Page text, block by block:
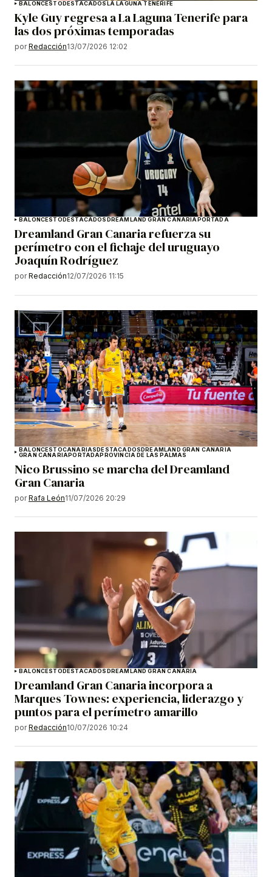
BALONCESTODESTACADOSLA LAGUNA TENERIFE
Kyle Guy regresa a La Laguna Tenerife para
las dos próximas temporadas
por Redacción13/07/2026 12:02
BALONCESTO DESTACADOS DREAMLAND GRAN CANARIA PORTADA
Dreamland Gran Canaria refuerza su
perímetro con el fichaje del uruguayo
Joaquín Rodríguez
por Redacción12/07/2026 11:15
BALONCESTOCANARIASDESTACADOSDREAMLAND GRAN CANARIA
GRAN CANARIAPORTADAPROVINCIA DE LAS PALMAS
Nico Brussino se marcha del Dreamland
Gran Canaria
por Rafa León11/07/2026 20:29
BALONCESTODESTACADOSDREAMLAND GRAN CANARIA
Dreamland Gran Canaria incorpora a
Marques Townes: experiencia, liderazgo y
puntos para el perímetro amarillo
por Redacción10/07/2026 10:24